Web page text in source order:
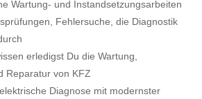
Wartung- und Instandsetzungsarbeiten
Fehlersuche, die Diagnostik
erledigst Du die Wartung,
Reparatur von KFZ
Diagnose mit modernster